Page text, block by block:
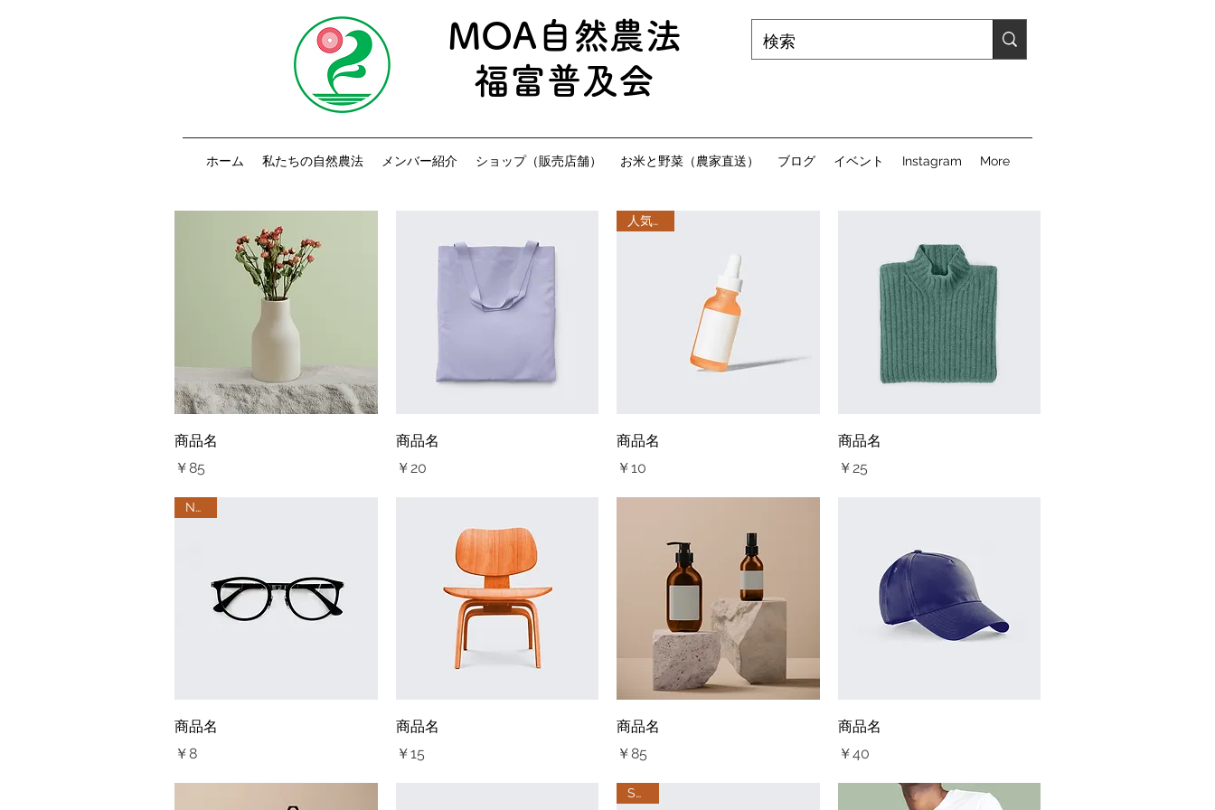
MOA自然農法
福富普及会
ホーム 私たちの自然農法 メンバー紹介 ショップ（販売店舗） お米と野菜（農家直送） ブログ イベント Instagram More
商品名
価格
￥85
商品名
価格
￥20
人気商品
商品名
価格
￥10
商品名
価格
￥25
NEW
商品名
価格
￥8
商品名
価格
￥15
商品名
価格
￥85
商品名
価格
￥40
SALE